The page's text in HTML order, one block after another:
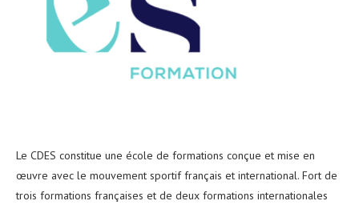
Le CDES constitue une école de formations conçue et mise en
œuvre avec le mouvement sportif français et international. Fort de
trois formations françaises et de deux formations internationales